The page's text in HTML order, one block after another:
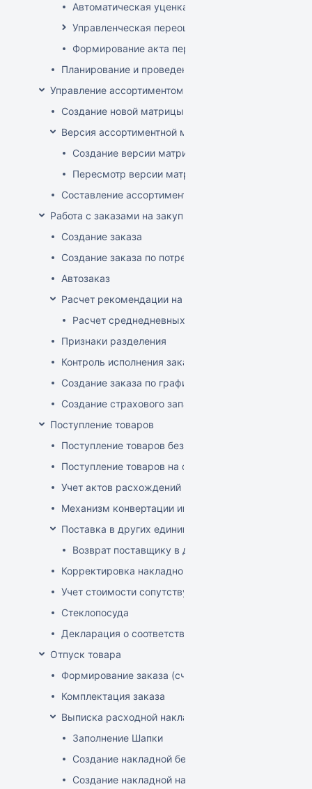
Автоматическая уценка товаров
Управленческая переоценка
Формирование акта переоценки
Планирование и проведение акций
Управление ассортиментом магазинов
Создание новой матрицы
Версия ассортиментной матрицы
Создание версии матрицы
Пересмотр версии матрицы
Составление ассортимента магазина
Работа с заказами на закупку
Создание заказа
Создание заказа по потребностям
Автозаказ
Расчет рекомендации на закупку
Расчет среднедневных продаж
Признаки разделения
Контроль исполнения заказов поставщиком
Создание заказа по графику
Создание страхового запаса
Поступление товаров
Поступление товаров без заказа
Поступление товаров на основе заказа
Учет актов расхождений при поступлении товаров
Механизм конвертации инвойсов из иностранной
Поставка в других единицах
Возврат поставщику в других единицах
Корректировка накладной (РФ)
Учет стоимости сопутствующих услуг в приходе
Стеклопосуда
Декларация о соответствии
Отпуск товара
Формирование заказа (счета-фактуры)
Комплектация заказа
Выписка расходной накладной
Заполнение Шапки
Создание накладной без заказа
Создание накладной на основе заказа